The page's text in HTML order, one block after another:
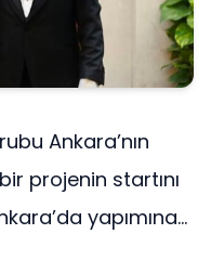
Ankara’nın
projenin startını
yapımına...